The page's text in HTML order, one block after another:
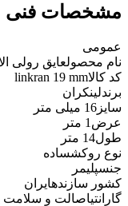
مشخصات فنی
عمومی
نام محصولعایق رولی الاستومری
کد کالاlinkran 19 mm
برندلینکران
سایز 16 میلی متر
عرض 1 متر
طول14 متر
نوع روکشساده
جنسپلیمر
کشور سازندهایران
گارانتیاصالت و سلامت